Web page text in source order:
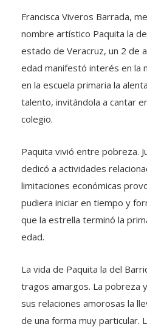
Francisca Viveros Barrada,
nombre artístico Paquita la
estado de Veracruz, un 2 de
edad manifestó interés en la
en la escuela primaria la
talento, invitándola a cantar
colegio.
Paquita vivió entre pobreza.
dedicó a actividades
limitaciones económicas
pudiera iniciar en tiempo y
que la estrella terminó la
edad.
La vida de Paquita la del
tragos amargos. La pobreza
sus relaciones amorosas la
de una forma muy particular.